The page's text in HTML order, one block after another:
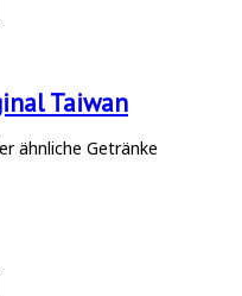
Taiwan
ähnliche Getränke